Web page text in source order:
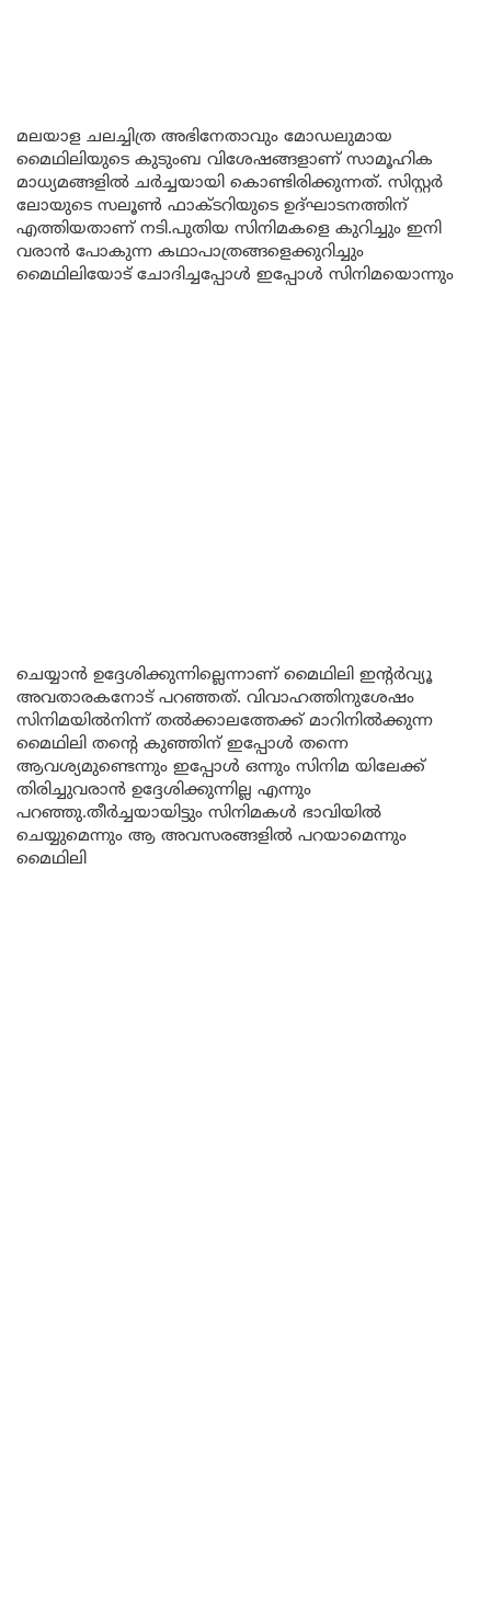
മലയാള ചലച്ചിത്ര അഭിനേതാവും മോഡലുമായ
മൈഥിലിയുടെ കുടുംബ വിശേഷങ്ങളാണ് സാമൂഹിക
മാധ്യമങ്ങളിൽ ചർച്ചയായി കൊണ്ടിരിക്കുന്നത്. സിസ്റ്റർ
ലോയുടെ സലൂൺ ഫാക്ടറിയുടെ ഉദ്ഘാടനത്തിന്
എത്തിയതാണ് നടി.പുതിയ സിനിമകളെ കുറിച്ചും ഇനി
വരാൻ പോകുന്ന കഥാപാത്രങ്ങളെക്കുറിച്ചും
മൈഥിലിയോട് ചോദിച്ചപ്പോൾ ഇപ്പോൾ സിനിമയൊന്നും
ചെയ്യാൻ ഉദ്ദേശിക്കുന്നില്ലെന്നാണ് മൈഥിലി ഇന്റർവ്യൂ
അവതാരകനോട് പറഞ്ഞത്. വിവാഹത്തിനുശേഷം
സിനിമയിൽനിന്ന് തൽക്കാലത്തേക്ക് മാറിനിൽക്കുന്ന
മൈഥിലി തന്റെ കുഞ്ഞിന് ഇപ്പോൾ തന്നെ
ആവശ്യമുണ്ടെന്നും ഇപ്പോൾ ഒന്നും സിനിമ യിലേക്ക്
തിരിച്ചുവരാൻ ഉദ്ദേശിക്കുന്നില്ല എന്നും
പറഞ്ഞു.തീർച്ചയായിട്ടും സിനിമകൾ ഭാവിയിൽ
ചെയ്യുമെന്നും ആ അവസരങ്ങളിൽ പറയാമെന്നും
മൈഥിലി